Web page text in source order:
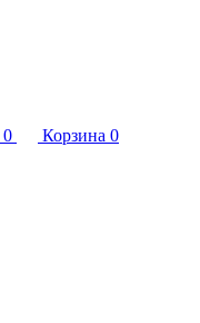
0 Корзина 0